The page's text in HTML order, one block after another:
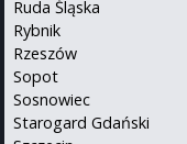
Ruda Śląska
Rybnik
Rzeszów
Sopot
Sosnowiec
Starogard Gdański